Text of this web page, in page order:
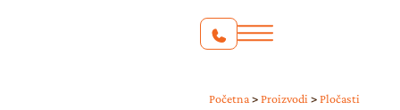
Početna > Proizvodi > Pločasti